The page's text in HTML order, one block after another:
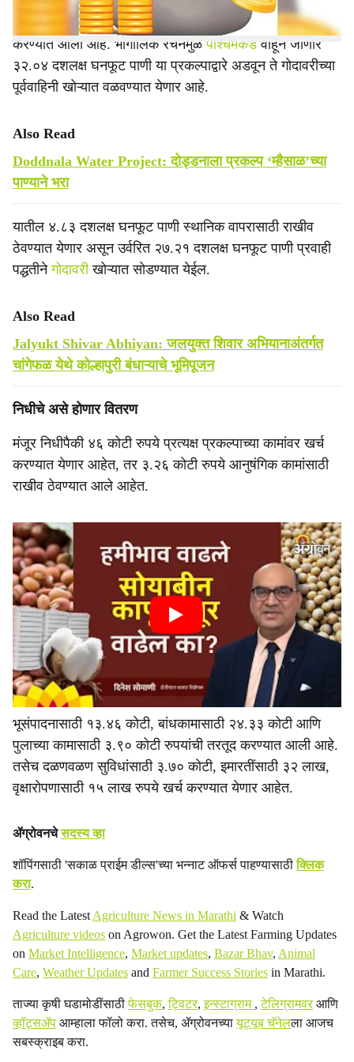
दमणगंगा खोऱ्यातील वाल नदीवरील नाल्यावर ही योजना प्रस्तावित
करण्यात आली आहे. भौगोलिक रचनेमुळे पश्चिमेकडे वाहून जाणारे
३२.०४ दशलक्ष घनफूट पाणी या प्रकल्पाद्वारे अडवून ते गोदावरीच्या
पूर्ववाहिनी खोऱ्यात वळवण्यात येणार आहे.
Also Read
Doddnala Water Project: दोड्डनाला प्रकल्प ‘म्हैसाळ’च्या
पाण्याने भरा
यातील ४.८३ दशलक्ष घनफूट पाणी स्थानिक वापरासाठी राखीव
ठेवण्यात येणार असून उर्वरित २७.२१ दशलक्ष घनफूट पाणी प्रवाही
पद्धतीनेगोदावरीखोऱ्यात सोडण्यात येईल.
Also Read
Jalyukt Shivar Abhiyan: जलयुक्त शिवार अभियानाअंतर्गत
चांगेफळ येथे कोल्हापुरी बंधाऱ्याचे भूमिपूजन
निधीचे असे होणार वितरण
मंजूर निधीपैकी ४६ कोटी रुपये प्रत्यक्ष प्रकल्पाच्या कामांवर खर्च
करण्यात येणार आहेत, तर ३.२६ कोटी रुपये आनुषंगिक कामांसाठी
राखीव ठेवण्यात आले आहेत.
भूसंपादनासाठी १३.४६ कोटी, बांधकामासाठी २४.३३ कोटी आणि
पुलाच्या कामासाठी ३.९० कोटी रुपयांची तरतूद करण्यात आली आहे.
तसेच दळणवळण सुविधांसाठी ३.७० कोटी, इमारतींसाठी ३२ लाख,
वृक्षारोपणासाठी १५ लाख रुपये खर्च करण्यात येणार आहेत.
ॲग्रोवनचेसदस्य व्हा
शॉपिंगसाठी 'सकाळ प्राईम डील्स'च्या भन्नाट ऑफर्स पाहण्यासाठीक्लिक
करा.
Read the Latest Agriculture News in Marathi & Watch
Agriculture videos on Agrowon. Get the Latest Farming Updates
on Market Intelligence, Market updates, Bazar Bhav, Animal
Care, Weather Updates and Farmer Success Stories in Marathi.
ताज्या कृषी घडामोडींसाठीफेसबुक,ट्विटर,इन्स्टाग्राम ,टेलिग्रामवरआणि
व्हॉट्सॲप आम्हाला फॉलो करा. तसेच, ॲग्रोवनच्यायूट्यूब चॅनेलला आजच
सबस्क्राइब करा.